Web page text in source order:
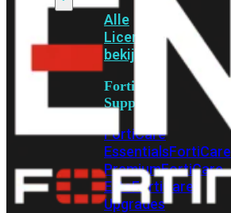
Alle
Licenties
bekijken
FortiCare
Support
FortiCare
EssentialsFortiCare
PremiumFortiCare
EliteFortiCare
Upgrades